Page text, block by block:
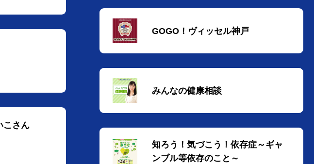
こさん
GOGO！ヴィッセル神戸
みんなの健康相談
知ろう！気づこう！依存症～ギャ
ンブル等依存のこと～